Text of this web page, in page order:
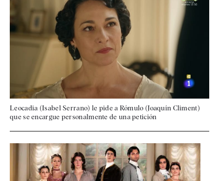
Leocadia (Isabel Serrano) le pide a Rómulo (Joaquín Climent)
que se encargue personalmente de una petición